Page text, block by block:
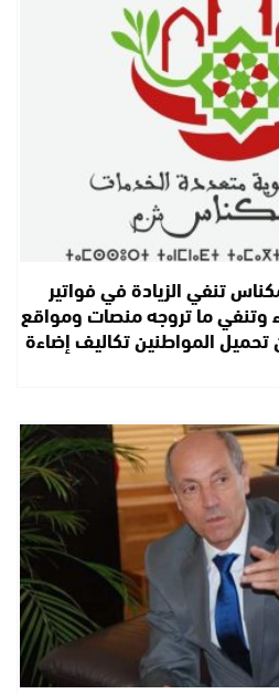
تنفي الزيادة في فواتير
وتنفي ما تروجه منصات ومواقع
تحميل المواطنين تكاليف إضاءة